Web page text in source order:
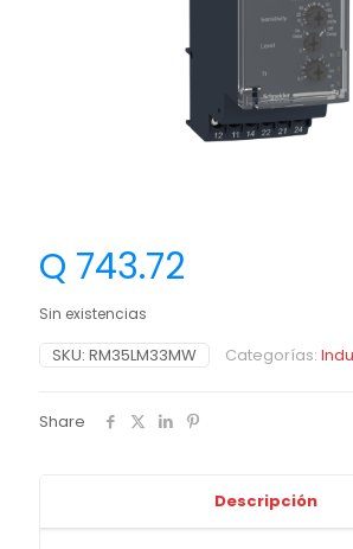
Q 743.72
Sin existencias
SKU: RM35LM33MW Categorías:
Share
Descripción